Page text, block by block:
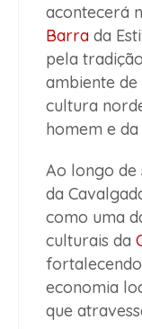
acontecerá
Barra da
pela
ambiente
cultura
homem e
Ao longo de
da
como uma
culturais da
economia
que